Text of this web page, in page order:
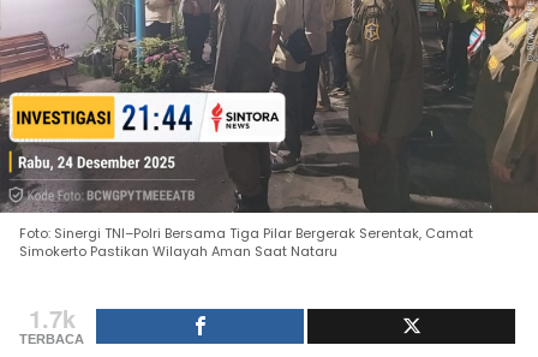
Foto: Sinergi TNI–Polri Bersama Tiga Pilar Bergerak Serentak, Camat
Simokerto Pastikan Wilayah Aman Saat Nataru
1.7k
TERBACA